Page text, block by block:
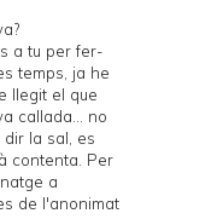
a tu per fer-
temps, ja he
llegit el que
callada... no
la sal, es
contenta. Per
a
de l'anonimat